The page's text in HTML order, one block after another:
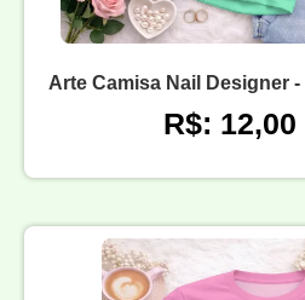
Arte Camisa Nail Designer
R$: 12,00